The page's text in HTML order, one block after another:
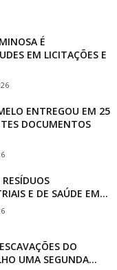
É
EM LICITAÇÕES E
ENTREGOU EM 25
DOCUMENTOS
E DE SAÚDE EM...
DO
UMA SEGUNDA...